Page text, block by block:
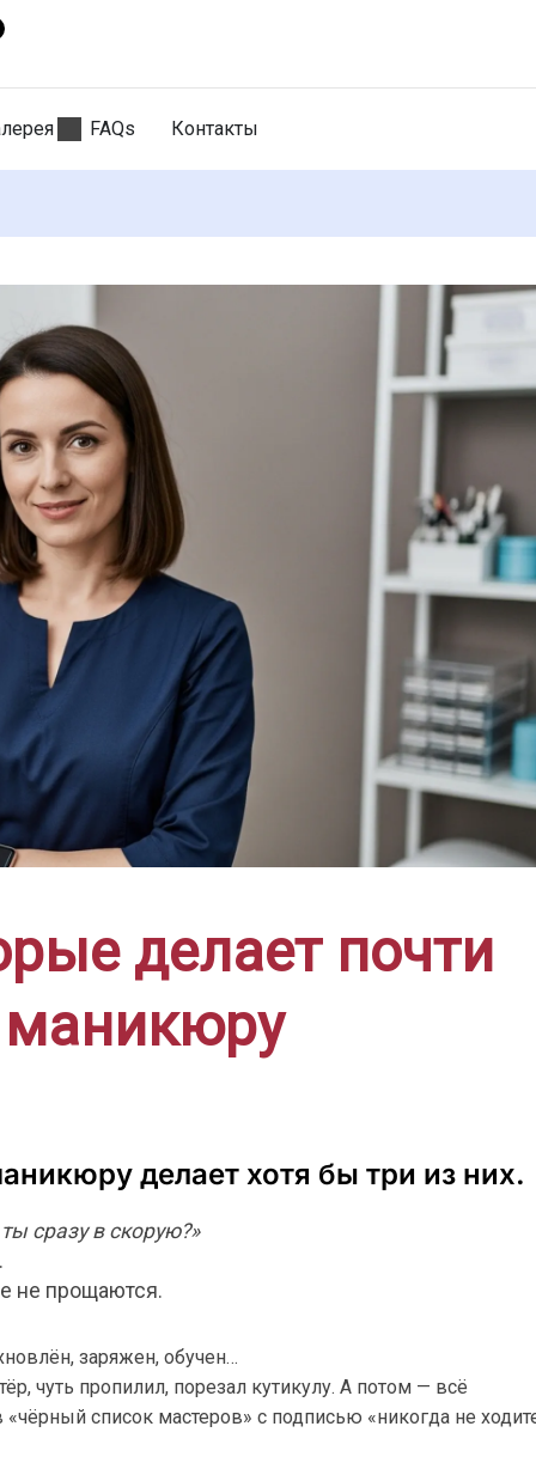
FAQs Контакты
делает почти
делает хотя бы три из них.
сразу в скорую?»
не прощаются.
заряжен, обучен…
чуть пропилил, порезал кутикулу. А потом — всё
список мастеров» с подписью «никогда не